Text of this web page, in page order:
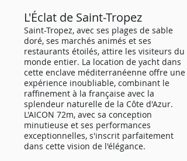
L'Éclat de Saint-Tropez
Saint-Tropez, avec ses plages de sable
doré, ses marchés animés et ses
restaurants étoilés, attire les visiteurs du
monde entier. La location de yacht dans
cette enclave méditerranéenne offre une
expérience inoubliable, combinant le
raffinement à la française avec la
splendeur naturelle de la Côte d'Azur.
L'AICON 72m, avec sa conception
minutieuse et ses performances
exceptionnelles, s'inscrit parfaitement
dans cette vision de l'élégance.